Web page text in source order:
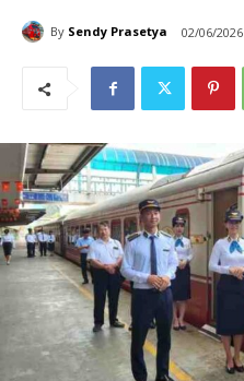
By Sendy Prasetya 02/06/2026